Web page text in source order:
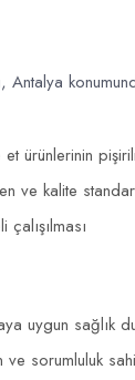
hizmet
Antalya
ürünlerinin
ve kalite
uygun sağlık
ve sorumluluk